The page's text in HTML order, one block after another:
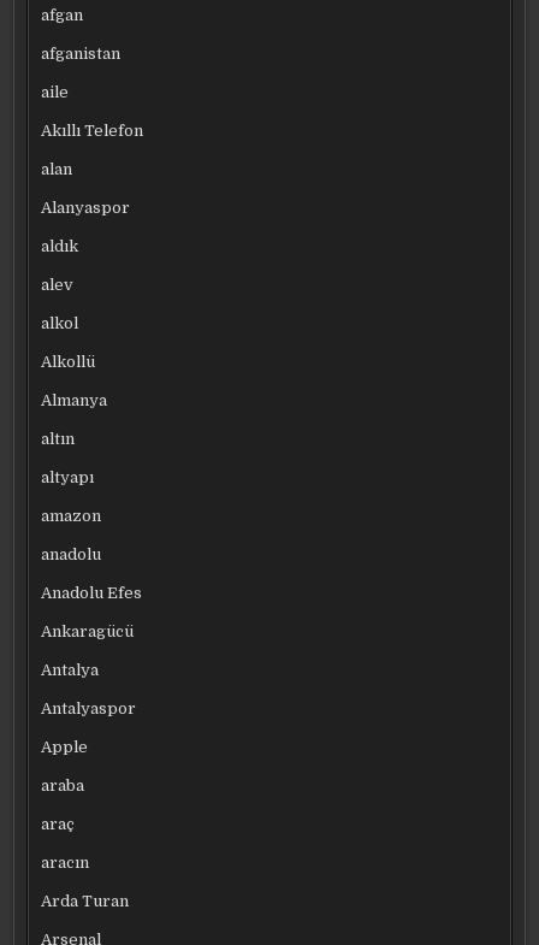
afgan
afganistan
aile
Akıllı Telefon
alan
Alanyaspor
aldık
alev
alkol
Alkollü
Almanya
altın
altyapı
amazon
anadolu
Anadolu Efes
Ankaragücü
Antalya
Antalyaspor
Apple
araba
araç
aracın
Arda Turan
Arsenal